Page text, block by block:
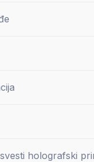
holografski